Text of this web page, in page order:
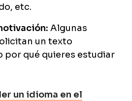
etc.
Algunas
un texto
por qué quieres estudiar
un idioma en el